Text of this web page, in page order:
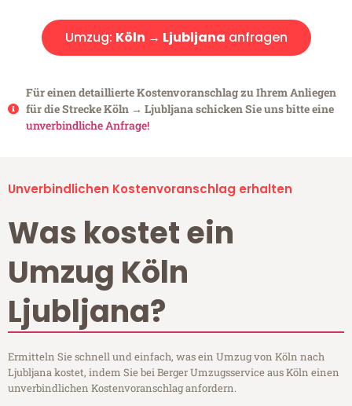
Umzug: Köln → Ljubljana anfragen
Für einen detaillierte Kostenvoranschlag zu Ihrem Anliegen
für die Strecke Köln → Ljubljana schicken Sie uns bitte eine
unverbindliche Anfrage!
Unverbindlichen Kostenvoranschlag erhalten
Was kostet ein
Umzug Köln
Ljubljana?
Ermitteln Sie schnell und einfach, was ein Umzug von Köln nach
Ljubljana kostet, indem Sie bei Berger Umzugsservice aus Köln einen
unverbindlichen Kostenvoranschlag anfordern.